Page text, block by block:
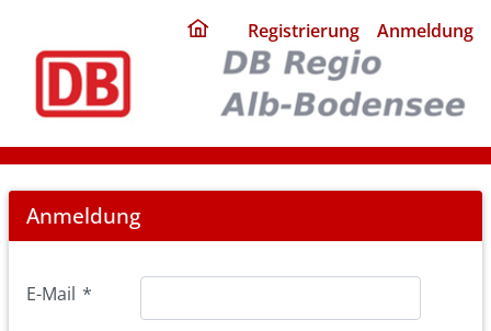
home
page
Registrierung Anmeldung
Login
Anmeldung
E-Mail *